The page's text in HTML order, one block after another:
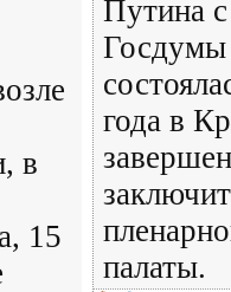
в
15
Путина
года в
палаты.